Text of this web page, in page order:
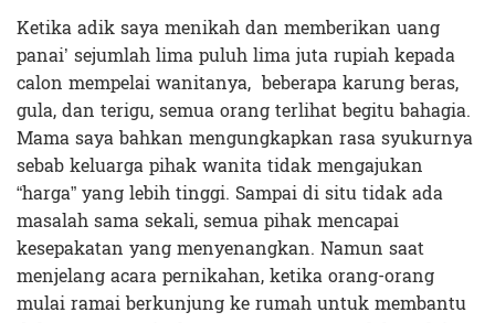
Ketika adik saya menikah dan memberikan uang
panai’ sejumlah lima puluh lima juta rupiah kepada
calon mempelai wanitanya, beberapa karung beras,
gula, dan terigu, semua orang terlihat begitu bahagia.
Mama saya bahkan mengungkapkan rasa syukurnya
sebab keluarga pihak wanita tidak mengajukan
“harga” yang lebih tinggi. Sampai di situ tidak ada
masalah sama sekali, semua pihak mencapai
kesepakatan yang menyenangkan. Namun saat
menjelang acara pernikahan, ketika orang-orang
mulai ramai berkunjung ke rumah untuk membantu